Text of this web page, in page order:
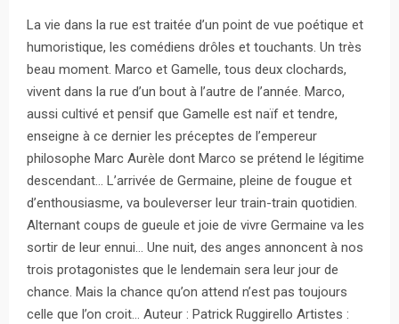
La vie dans la rue est traitée d’un point de vue poétique et
humoristique, les comédiens drôles et touchants. Un très
beau moment. Marco et Gamelle, tous deux clochards,
vivent dans la rue d’un bout à l’autre de l’année. Marco,
aussi cultivé et pensif que Gamelle est naïf et tendre,
enseigne à ce dernier les préceptes de l’empereur
philosophe Marc Aurèle dont Marco se prétend le légitime
descendant… L’arrivée de Germaine, pleine de fougue et
d’enthousiasme, va bouleverser leur train-train quotidien.
Alternant coups de gueule et joie de vivre Germaine va les
sortir de leur ennui… Une nuit, des anges annoncent à nos
trois protagonistes que le lendemain sera leur jour de
chance. Mais la chance qu’on attend n’est pas toujours
celle que l’on croit… Auteur : Patrick Ruggirello Artistes :